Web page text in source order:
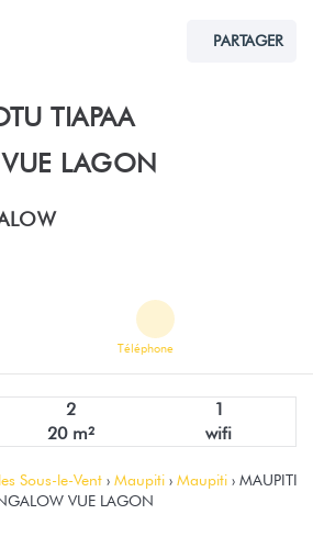
PARTAGER
TIAPAA
LAGON
Téléphone
2
1
20 m² wifi
Sous-le-Vent › Maupiti › Maupiti › MAUPITI
VUE LAGON